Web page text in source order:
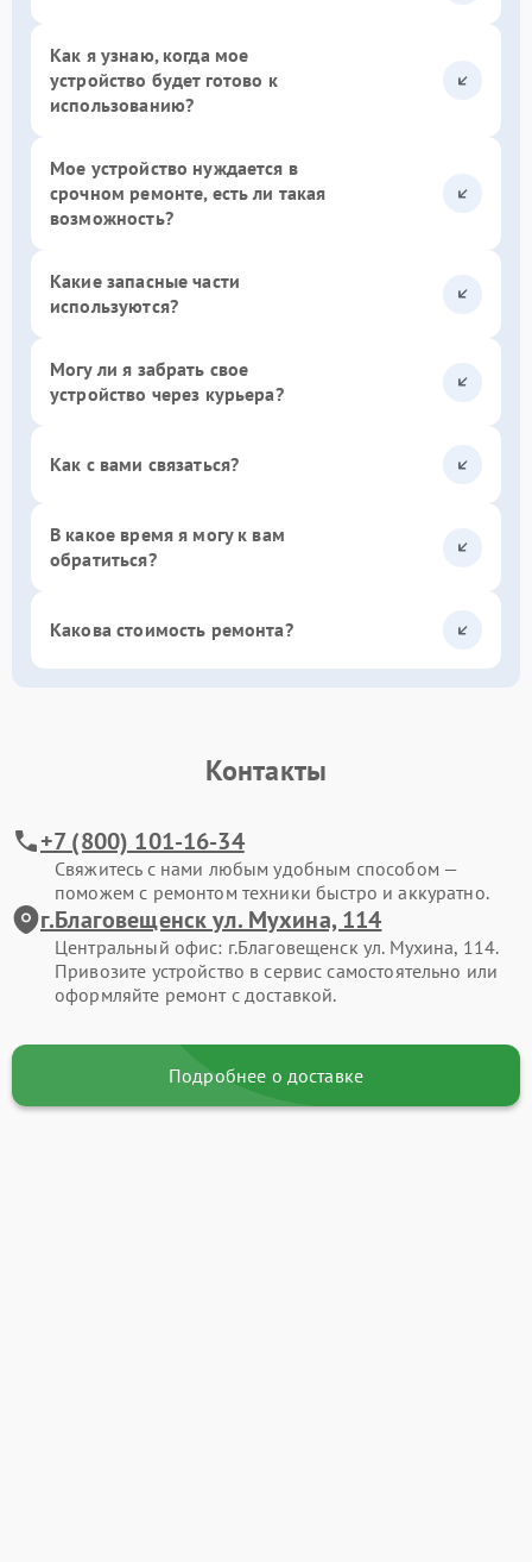
Как я узнаю, когда мое
устройство будет готово к
использованию?
Мое устройство нуждается в
срочном ремонте, есть ли такая
возможность?
Какие запасные части
используются?
Могу ли я забрать свое
устройство через курьера?
Как с вами связаться?
В какое время я могу к вам
обратиться?
Какова стоимость ремонта?
Контакты
+7 (800) 101-16-34
Свяжитесь с нами любым удобным способом —
поможем с ремонтом техники быстро и аккуратно.
г.Благовещенск ул. Мухина, 114
Центральный офис: г.Благовещенск ул. Мухина, 114.
Привозите устройство в сервис самостоятельно или
оформляйте ремонт с доставкой.
Подробнее о доставке